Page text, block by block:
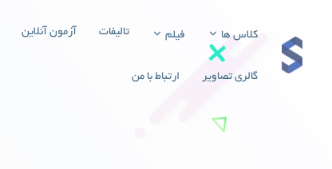
کلاس ها فیلم تالیفات آزمون آنلاین
گالری تصاویر ارتباط با من